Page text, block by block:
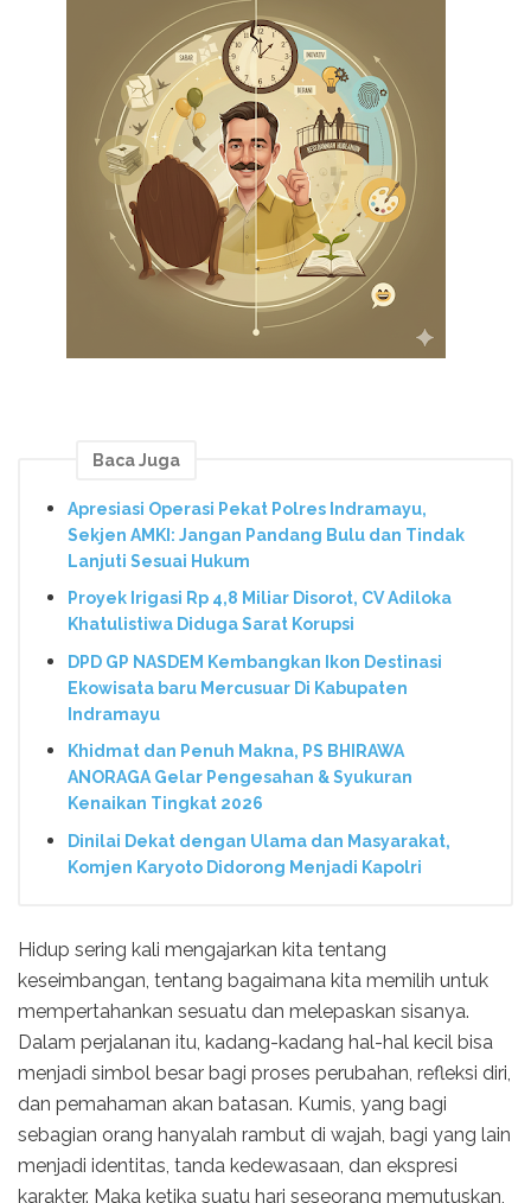
Baca Juga
Apresiasi Operasi Pekat Polres Indramayu,
Sekjen AMKI: Jangan Pandang Bulu dan Tindak
Lanjuti Sesuai Hukum
Proyek Irigasi Rp 4,8 Miliar Disorot, CV Adiloka
Khatulistiwa Diduga Sarat Korupsi
DPD GP NASDEM Kembangkan Ikon Destinasi
Ekowisata baru Mercusuar Di Kabupaten
Indramayu
Khidmat dan Penuh Makna, PS BHIRAWA
ANORAGA Gelar Pengesahan & Syukuran
Kenaikan Tingkat 2026
Dinilai Dekat dengan Ulama dan Masyarakat,
Komjen Karyoto Didorong Menjadi Kapolri
Hidup sering kali mengajarkan kita tentang
keseimbangan, tentang bagaimana kita memilih untuk
mempertahankan sesuatu dan melepaskan sisanya.
Dalam perjalanan itu, kadang-kadang hal-hal kecil bisa
menjadi simbol besar bagi proses perubahan, refleksi diri,
dan pemahaman akan batasan. Kumis, yang bagi
sebagian orang hanyalah rambut di wajah, bagi yang lain
menjadi identitas, tanda kedewasaan, dan ekspresi
karakter. Maka ketika suatu hari seseorang memutuskan,